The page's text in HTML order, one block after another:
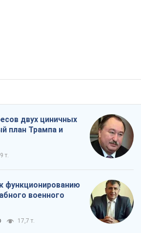
двух циничных
план Трампа и
т.
функционированию
военного
17,7 т.